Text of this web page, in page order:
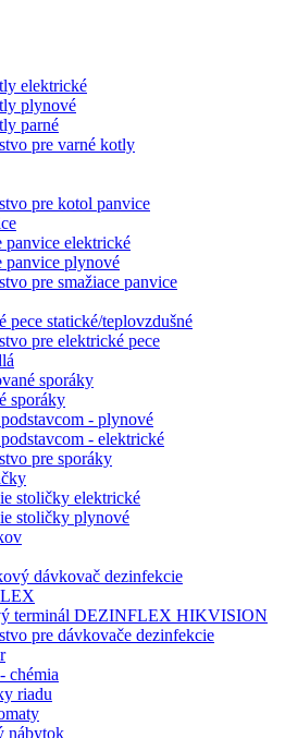
elektrické
plynové
parné
pre varné kotly
pre kotol panvice
panvice elektrické
panvice plynové
pre smažiace panvice
pece statické/teplovzdušné
pre elektrické pece
sporáky
sporáky
- plynové
- elektrické
pre sporáky
stoličky elektrické
stoličky plynové
dávkovač dezinfekcie
terminál DEZINFLEX HIKVISION
pre dávkovače dezinfekcie
chémia
riadu
nábytok